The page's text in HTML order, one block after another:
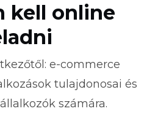
kell online
e-commerce
tulajdonosai és
számára.